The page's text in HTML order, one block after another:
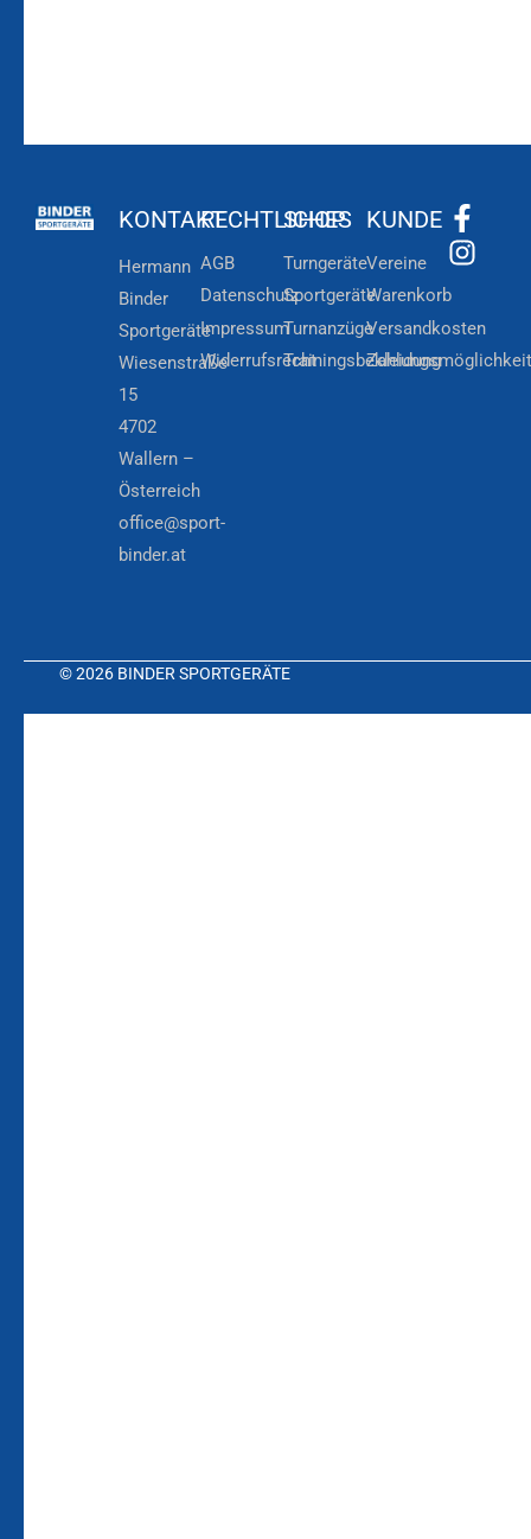
KONTAKT
Hermann
Binder
Sportgeräte
Wiesenstraße
15
4702
Wallern –
Österreich
office@sport-
binder.at
RECHTLICHES
AGB
Datenschutz
Impressum
Widerrufsrecht
SHOP
Turngeräte
Sportgeräte
Turnanzüge
Trainingsbekleidung
KUNDE
Vereine
Warenkorb
Versandkosten
© 2026 BINDER SPORTGERÄTE